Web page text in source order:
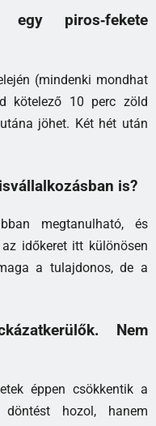
piros‑fekete
(mindenki mondhat
kötelező 10 perc zöld
jöhet. Két hét után
is?
megtanulható, és
időkeret itt különösen
a tulajdonos, de a
Nem
éppen csökkentik a
döntést hozol, hanem